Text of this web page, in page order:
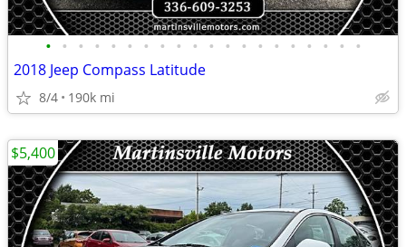
• • • • • • • • • • • • • • • • • • • •
2018 Jeep Compass Latitude
8/4 190k mi
$5,400